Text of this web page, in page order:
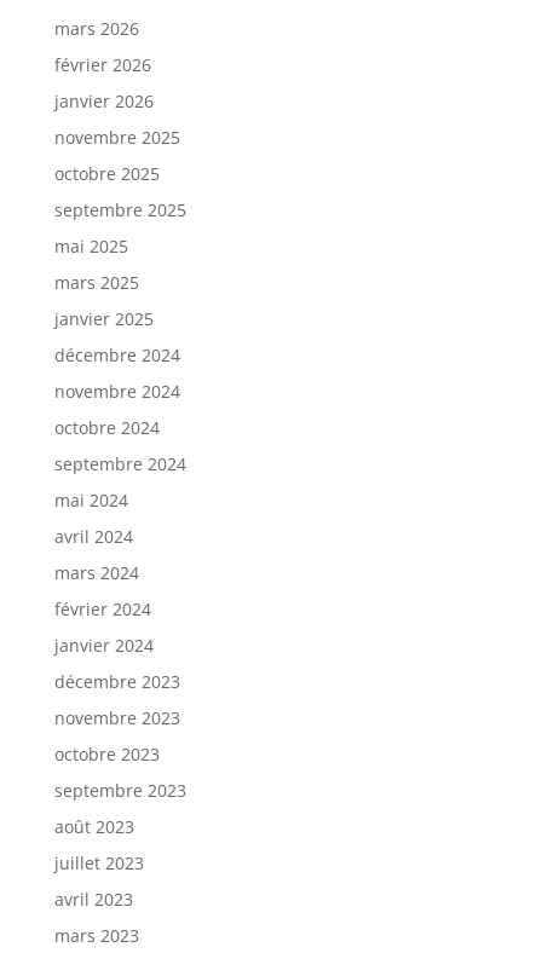
mars 2026
février 2026
janvier 2026
novembre 2025
octobre 2025
septembre 2025
mai 2025
mars 2025
janvier 2025
décembre 2024
novembre 2024
octobre 2024
septembre 2024
mai 2024
avril 2024
mars 2024
février 2024
janvier 2024
décembre 2023
novembre 2023
octobre 2023
septembre 2023
août 2023
juillet 2023
avril 2023
mars 2023